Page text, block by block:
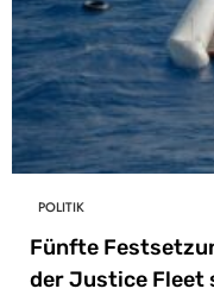
POLITIK
Fünfte
der Justice Fleet